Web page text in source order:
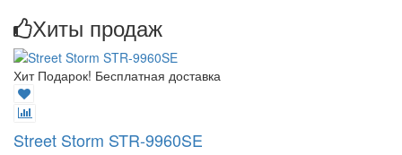
Хиты продаж
Хит Подарок! Бесплатная доставка
Street Storm STR-9960SE